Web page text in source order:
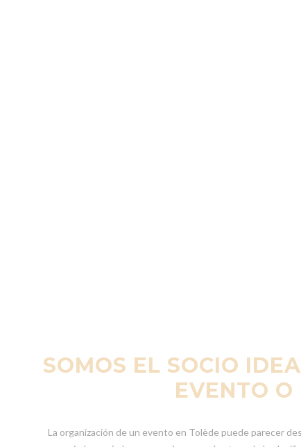
SOMOS EL SOCIO
EVENTO O
La organización de un evento en Tolède puede parecer